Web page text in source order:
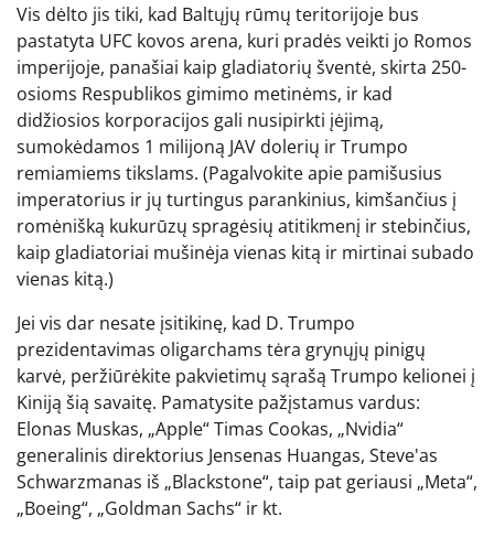
Vis dėlto jis tiki, kad Baltųjų rūmų teritorijoje bus
pastatyta UFC kovos arena, kuri pradės veikti jo Romos
imperijoje, panašiai kaip gladiatorių šventė, skirta 250-
osioms Respublikos gimimo metinėms, ir kad
didžiosios korporacijos gali nusipirkti įėjimą,
sumokėdamos 1 milijoną JAV dolerių ir Trumpo
remiamiems tikslams. (Pagalvokite apie pamišusius
imperatorius ir jų turtingus parankinius, kimšančius į
romėnišką kukurūzų spragėsių atitikmenį ir stebinčius,
kaip gladiatoriai mušinėja vienas kitą ir mirtinai subado
vienas kitą.)
Jei vis dar nesate įsitikinę, kad D. Trumpo
prezidentavimas oligarchams tėra grynųjų pinigų
karvė, peržiūrėkite pakvietimų sąrašą Trumpo kelionei į
Kiniją šią savaitę. Pamatysite pažįstamus vardus:
Elonas Muskas, „Apple“ Timas Cookas, „Nvidia“
generalinis direktorius Jensenas Huangas, Steve'as
Schwarzmanas iš „Blackstone“, taip pat geriausi „Meta“,
„Boeing“, „Goldman Sachs“ ir kt.